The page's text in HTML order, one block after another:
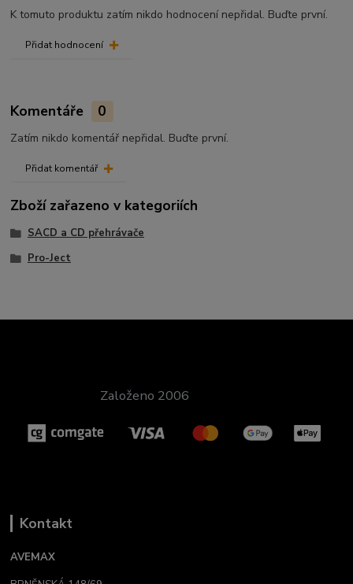
K tomuto produktu zatím nikdo hodnocení nepřidal. Buďte první.
Přidat hodnocení
Komentáře 0
Zatím nikdo komentář nepřidal. Buďte první.
Přidat komentář
Zboží zařazeno v kategoriích
SACD a CD přehrávače
Pro-Ject
Založeno 2006
Kontakt
AVEMAX